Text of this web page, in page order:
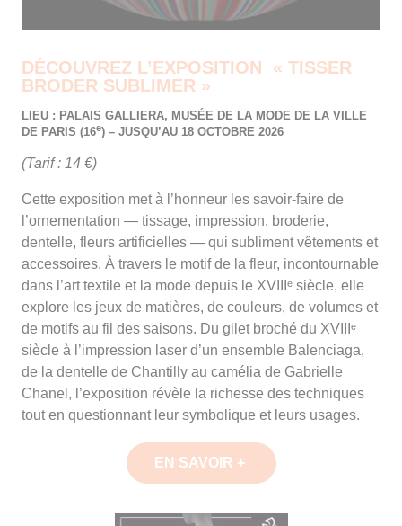
DÉCOUVREZ L’EXPOSITION « TISSER
BRODER SUBLIMER »
LIEU : PALAIS GALLIERA, MUSÉE DE LA MODE DE LA VILLE
DE PARIS (16e) – JUSQU’AU 18 OCTOBRE 2026
(Tarif : 14 €)
Cette exposition met à l’honneur les savoir-faire de
l’ornementation — tissage, impression, broderie,
dentelle, fleurs artificielles — qui subliment vêtements et
accessoires. À travers le motif de la fleur, incontournable
dans l’art textile et la mode depuis le XVIIIᵉ siècle, elle
explore les jeux de matières, de couleurs, de volumes et
de motifs au fil des saisons. Du gilet broché du XVIIIᵉ
siècle à l’impression laser d’un ensemble Balenciaga,
de la dentelle de Chantilly au camélia de Gabrielle
Chanel, l’exposition révèle la richesse des techniques
tout en questionnant leur symbolique et leurs usages.
EN SAVOIR +